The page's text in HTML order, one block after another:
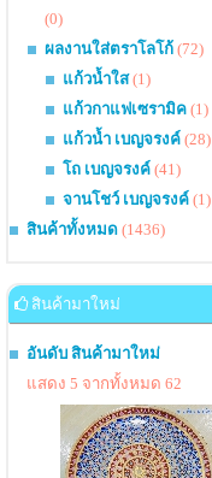
(0)
ผลงานใส่ตราโลโก้ (72)
แก้วน้ำใส(1)
แก้วกาแฟเซรามิค (1)
แก้วน้ำ เบญจรงค์ (28)
โถ เบญจรงค์ (41)
จานโชว์ เบญจรงค์ (1)
สินค้าทั้งหมด (1436)
สินค้ามาใหม่
อันดับ สินค้ามาใหม่
แสดง 5 จากทั้งหมด 62